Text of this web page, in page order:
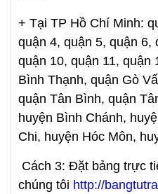
+ Tại TP Hồ Chí Minh:
quận 4, quận 5, quận 6,
quận 10, quận 11, quận
Bình Thạnh, quận Gò
quận Tân Bình, quận
huyện Bình Chánh,
Chi, huyện Hóc Môn,
Cách 3: Đặt bảng trực
chúng tôi http://